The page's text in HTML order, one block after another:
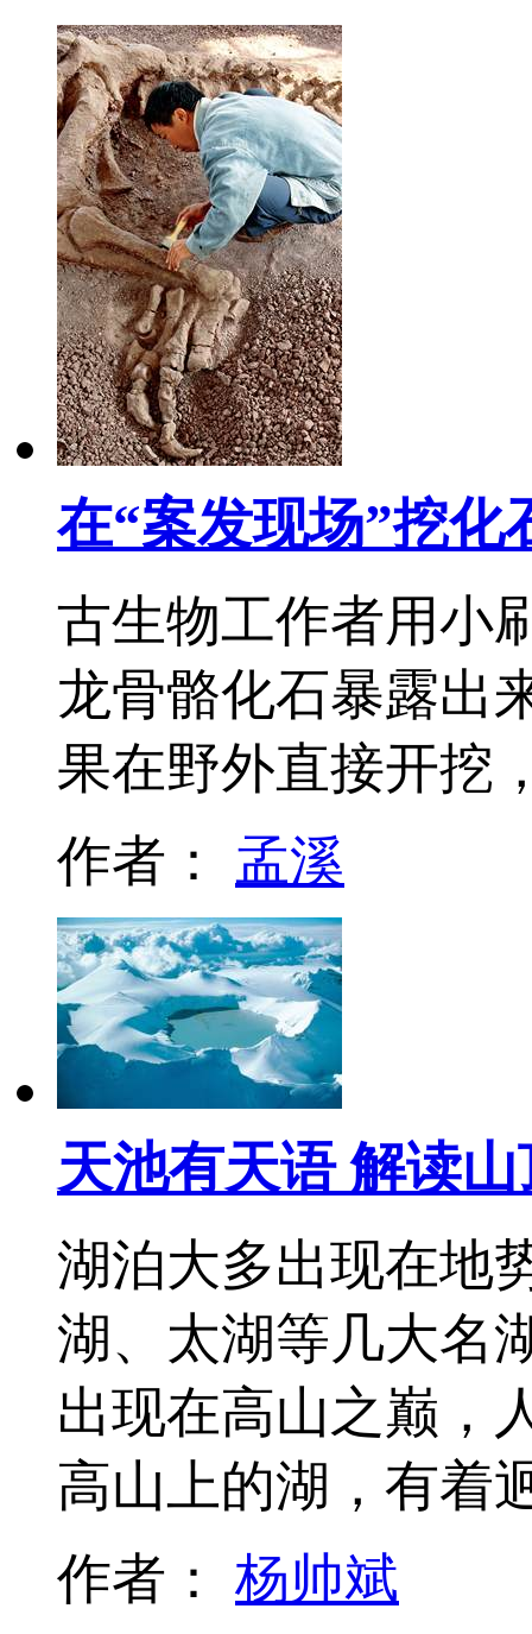
在“案发现场”挖化
古生物工作者用小
龙骨骼化石暴露出
果在野外直接开挖
作者： 孟溪
天池有天语 解读
湖泊大多出现在地
湖、太湖等几大名
出现在高山之巅，
高山上的湖，有
作者： 杨帅斌